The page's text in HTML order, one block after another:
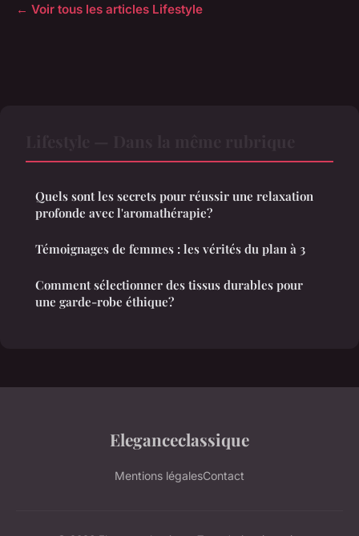
← Voir tous les articles Lifestyle
Quels sont les secrets pour réussir une relaxation
profonde avec l'aromathérapie?
Témoignages de femmes : les vérités du plan à 3
Comment sélectionner des tissus durables pour
une garde-robe éthique?
Eleganceclassique
Mentions légalesContact